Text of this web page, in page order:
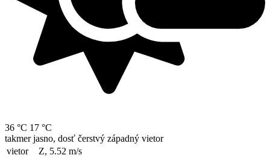
36 °C 17 °C
takmer jasno, dosť čerstvý západný vietor
vietor
Z, 5.52 m/s